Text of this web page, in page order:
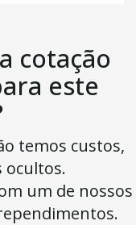
cotação
este
temos custos,
ocultos.
um de nossos